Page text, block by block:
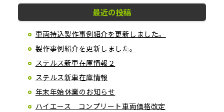
最近の投稿
車両持込製作事例紹介を更新しました。
製作事例紹介を更新しました。
ステルス新車在庫情報２
ステルス新車在庫情報
年末年始休業のお知らせ
ハイエース コンプリート車両価格改定